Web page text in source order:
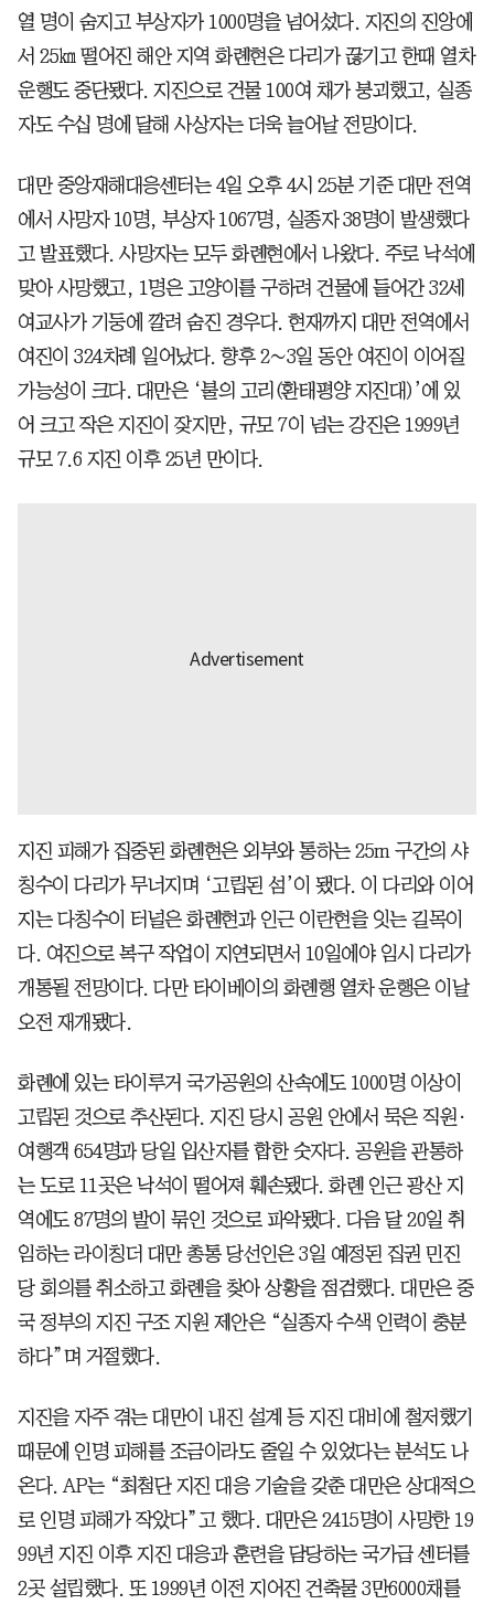
열 명이 숨지고 부상자가 1000명을 넘어섰다. 지진의 진앙에
서 25㎞ 떨어진 해안 지역 화롄현은 다리가 끊기고 한때 열차
운행도 중단됐다. 지진으로 건물 100여 채가 붕괴했고, 실종
자도 수십 명에 달해 사상자는 더욱 늘어날 전망이다.
대만 중앙재해대응센터는 4일 오후 4시 25분 기준 대만 전역
에서 사망자 10명, 부상자 1067명, 실종자 38명이 발생했다
고 발표했다. 사망자는 모두 화롄현에서 나왔다. 주로 낙석에
맞아 사망했고, 1명은 고양이를 구하려 건물에 들어간 32세
여교사가 기둥에 깔려 숨진 경우다. 현재까지 대만 전역에서
여진이 324차례 일어났다. 향후 2∼3일 동안 여진이 이어질
가능성이 크다. 대만은 ‘불의 고리(환태평양 지진대)’에 있
어 크고 작은 지진이 잦지만, 규모 7이 넘는 강진은 1999년
규모 7.6 지진 이후 25년 만이다.
지진 피해가 집중된 화롄현은 외부와 통하는 25m 구간의 샤
칭수이 다리가 무너지며 ‘고립된 섬’이 됐다. 이 다리와 이어
지는 다칭수이 터널은 화롄현과 인근 이란현을 잇는 길목이
다. 여진으로 복구 작업이 지연되면서 10일에야 임시 다리가
개통될 전망이다. 다만 타이베이의 화롄행 열차 운행은 이날
오전 재개됐다.
화롄에 있는 타이루거 국가공원의 산속에도 1000명 이상이
고립된 것으로 추산된다. 지진 당시 공원 안에서 묵은 직원·
여행객 654명과 당일 입산자를 합한 숫자다. 공원을 관통하
는 도로 11곳은 낙석이 떨어져 훼손됐다. 화롄 인근 광산 지
역에도 87명의 발이 묶인 것으로 파악됐다. 다음 달 20일 취
임하는 라이칭더 대만 총통 당선인은 3일 예정된 집권 민진
당 회의를 취소하고 화롄을 찾아 상황을 점검했다. 대만은 중
국 정부의 지진 구조 지원 제안은 “실종자 수색 인력이 충분
하다”며 거절했다.
지진을 자주 겪는 대만이 내진 설계 등 지진 대비에 철저했기
때문에 인명 피해를 조금이라도 줄일 수 있었다는 분석도 나
온다. AP는 “최첨단 지진 대응 기술을 갖춘 대만은 상대적으
로 인명 피해가 작았다”고 했다. 대만은 2415명이 사망한 19
99년 지진 이후 지진 대응과 훈련을 담당하는 국가급 센터를
2곳 설립했다. 또 1999년 이전 지어진 건축물 3만6000채를